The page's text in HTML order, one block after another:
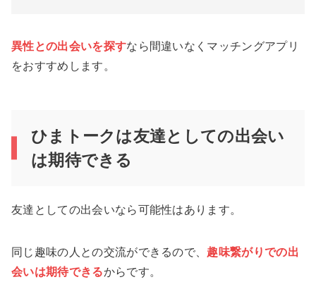
異性との出会いを探すなら間違いなくマッチングアプリ
をおすすめします。
ひまトークは友達としての出会い
は期待できる
友達としての出会いなら可能性はあります。
同じ趣味の人との交流ができるので、 趣味繋がりでの出
会いは期待できるからです。